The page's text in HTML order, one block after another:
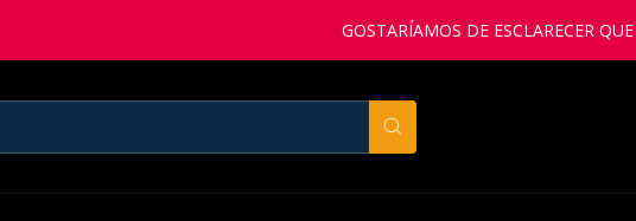
GOSTARÍAMOS DE ESCLARECER QUE A